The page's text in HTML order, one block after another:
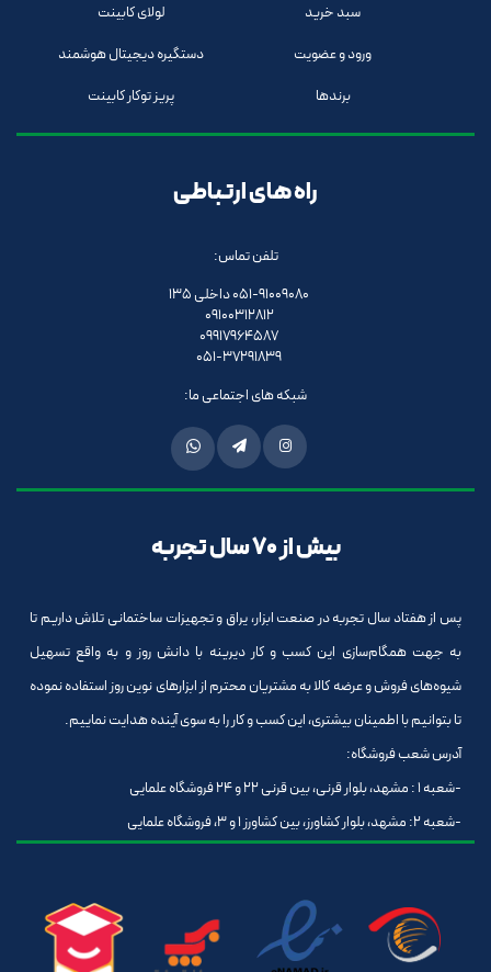
سبد خرید
ورود و عضویت
برندها
لولای کابینت
دستگیره دیجیتال هوشمند
پریز توکار کابینت
راه های ارتباطی
تلفن تماس:
051-91009080 داخلی 135
09100312812
09917964587
051-37291839
شبکه های اجتماعی ما:
بیش از 70 سال تجربه
پس از هفتاد سال تجربه در صنعت ابزار، یراق و تجهیزات ساختمانی تلاش داریم تا
به جهت همگام‌سازی این کسب و کار دیرینه با دانش روز و به واقع تسهیل
شیوه‌های فروش و عرضه کالا به مشتریان محترم از ابزارهای نوین روز استفاده نموده
تا بتوانیم با اطمینان بیشتری، این کسب و کار را به سوی آینده هدایت نماییم.
آدرس شعب فروشگاه:
-شعبه 1 : مشهد، بلوار قرنی، بین قرنی 22 و 24 فروشگاه علمایی
-شعبه 2: مشهد، بلوار کشاورز، بین کشاورز 1 و 3، فروشگاه علمایی